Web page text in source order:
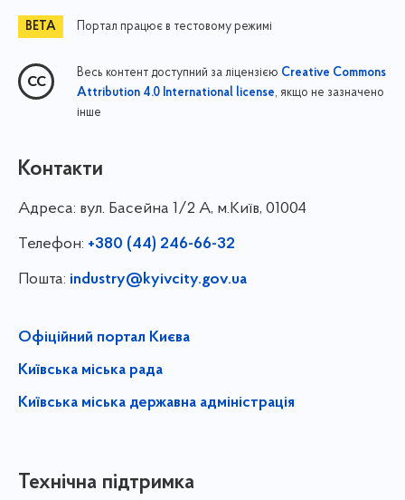
Портал працює в тестовому режимі
Весь контент доступний за ліцензією Creative Commons
Attribution 4.0 International license, якщо не зазначено
інше
Контакти
Адреса: вул. Басейна 1/⁠2 А, м.Київ, 01004
Телефон: +380 (44) 246-66-32
Пошта: industry@kyivcity.gov.ua
Офіційний портал Києва
Київська міська рада
Київська міська державна адміністрація
Технічна підтримка